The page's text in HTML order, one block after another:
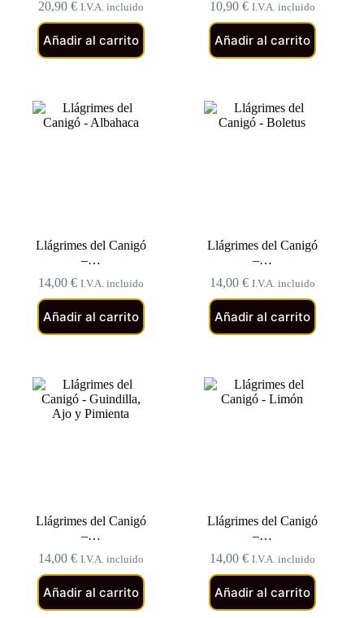
20,90 € I.V.A. incluido
Añadir al carrito
10,90 € I.V.A. incluido
Añadir al carrito
Llágrimes del Canigó
–…
14,00 € I.V.A. incluido
Añadir al carrito
Llágrimes del Canigó
–…
14,00 € I.V.A. incluido
Añadir al carrito
Llágrimes del Canigó
–…
14,00 € I.V.A. incluido
Añadir al carrito
Llágrimes del Canigó
–…
14,00 € I.V.A. incluido
Añadir al carrito